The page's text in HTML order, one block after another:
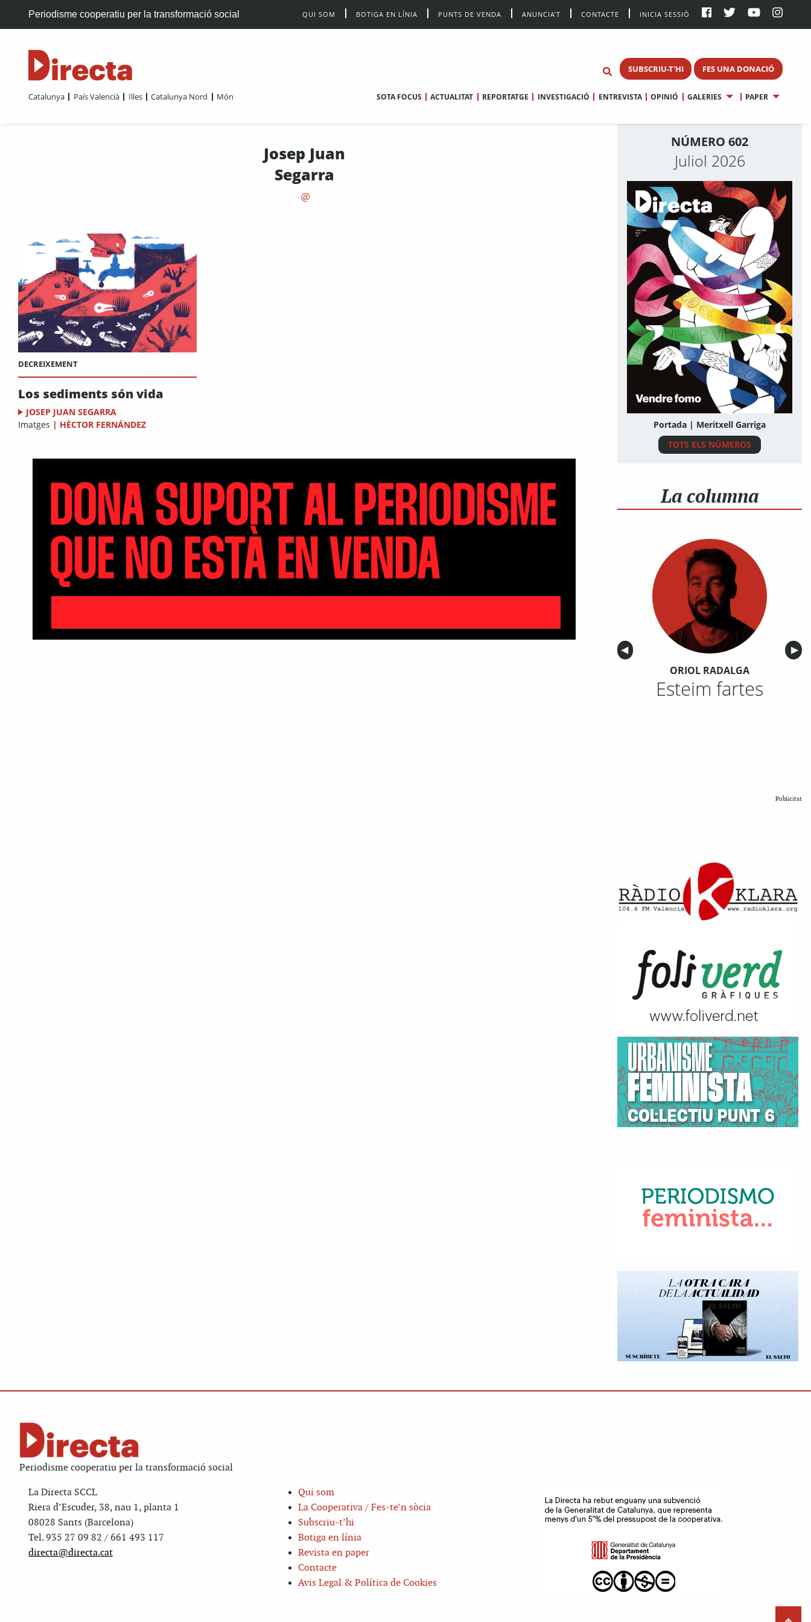
Periodisme cooperatiu per la transformació social QUI SOM BOTIGA EN LÍNIA PUNTS DE VENDA ANUNCIA’T CONTACTE INICIA SESSIÓ
SUBSCRIU-T'HI FES UNA DONACIÓ
Catalunya País Valencià Illes Catalunya Nord Món SOTA FOCUS ACTUALITAT REPORTATGE INVESTIGACIÓ ENTREVISTA OPINIÓ GALERIES PAPER
Josep Juan
Segarra
DECREIXEMENT
Los sediments són vida
JOSEP JUAN SEGARRA
Imatges | HÈCTOR FERNÁNDEZ
NÚMERO 602
Juliol 2026
Portada | Meritxell Garriga
TOTS ELS NÚMEROS
La columna
Anterior
◀︎ ▶︎
ORIOL RADALGA
Esteim fartes
Publicitat
Periodisme cooperatiu per la transformació social
La Directa SCCL
Riera d’Escuder, 38, nau 1, planta 1
08028 Sants (Barcelona)
Tel. 935 27 09 82 / 661 493 117
directa@directa.cat
Qui som
La Cooperativa / Fes-te’n sòcia
Subscriu-t’hi
Botiga en línia
Revista en paper
Contacte
Avis Legal & Política de Cookies